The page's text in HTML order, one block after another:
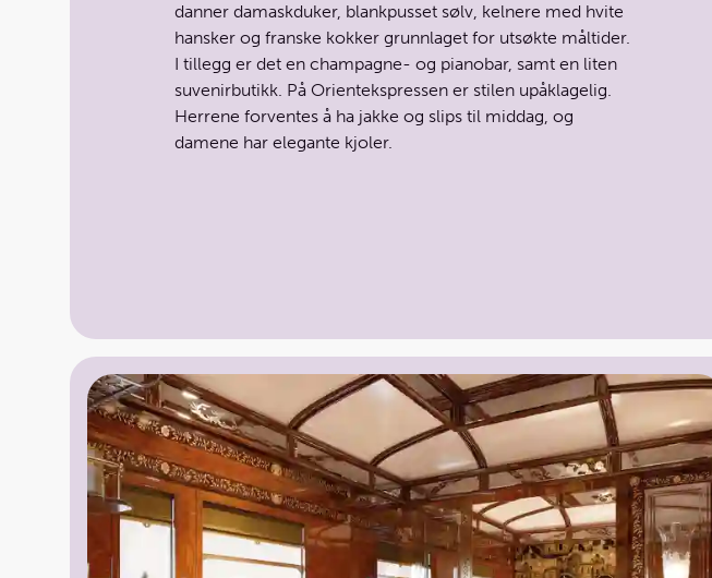
danner damaskduker, blankpusset sølv, kelnere med hvite
hansker og franske kokker grunnlaget for utsøkte måltider.
I tillegg er det en champagne- og pianobar, samt en liten
suvenirbutikk. På Orient­ekspressen er stilen upåklagelig.
Herrene forventes å ha jakke og slips til middag, og
damene har elegante kjoler.